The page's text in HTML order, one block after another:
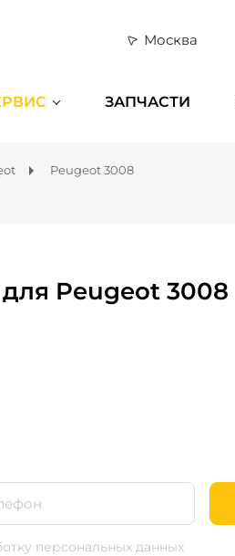
Москва
ЗАПЧАСТИ
Peugeot 3008
Peugeot 3008
персональных данных